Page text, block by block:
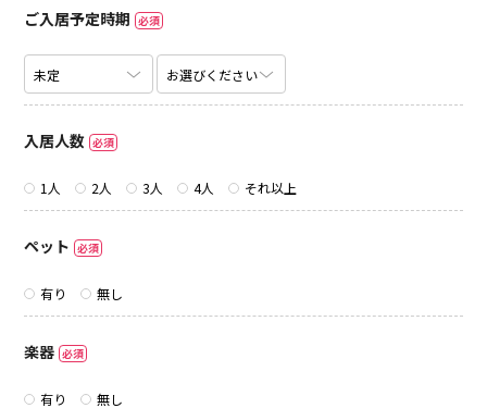
ご入居予定時期 必須
入居人数 必須
1人 2人 3人 4人 それ以上
ペット 必須
有り 無し
楽器 必須
有り 無し